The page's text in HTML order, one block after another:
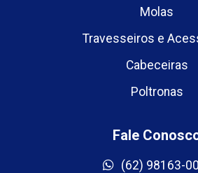
Molas
Travesseiros e
Cabeceiras
Poltronas
Fale
(62) 98163-